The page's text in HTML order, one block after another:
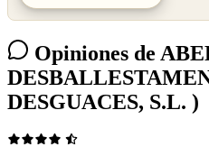
Opiniones de
DESGUACES, S.L. )